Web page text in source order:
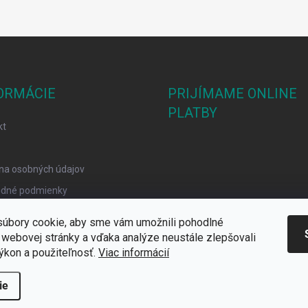
cookie, aby sme vám umožnili pohodlné
stránky a vďaka analýze neustále zlepšovali
a použiteľnosť. Viac informácií
osobných údajov
podmienky
Cookies
PRIJÍMAME ONLINE
PLATBY